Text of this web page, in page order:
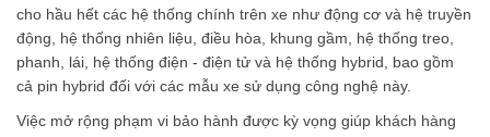
cho hầu hết các hệ thống chính trên xe như động cơ và hệ truyền
động, hệ thống nhiên liệu, điều hòa, khung gầm, hệ thống treo,
phanh, lái, hệ thống điện - điện tử và hệ thống hybrid, bao gồm
cả pin hybrid đối với các mẫu xe sử dụng công nghệ này.
Việc mở rộng phạm vi bảo hành được kỳ vọng giúp khách hàng